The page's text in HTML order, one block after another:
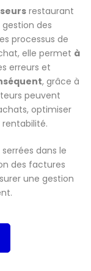
restaurant
des
processus de
elle permet à
erreurs et
, grâce à
peuvent
optimiser
dans le
des factures
une gestion